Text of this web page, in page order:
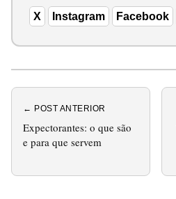
X Instagram Facebook
← POST ANTERIOR
Expectorantes: o que são
e para que servem